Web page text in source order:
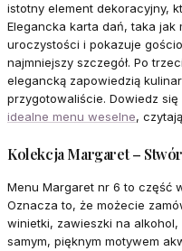
istotny element dekoracyjny,
Elegancka karta dań, taka
uroczystości i pokazuje
najmniejszy szczegół. Po
elegancką zapowiedzią
przygotowaliście. Dowiedz
idealne menu weselne,
Kolekcja Margaret –
Menu Margaret nr 6 to część
Oznacza to, że możecie
winietki, zawieszki na alkohol,
samym, pięknym motywem